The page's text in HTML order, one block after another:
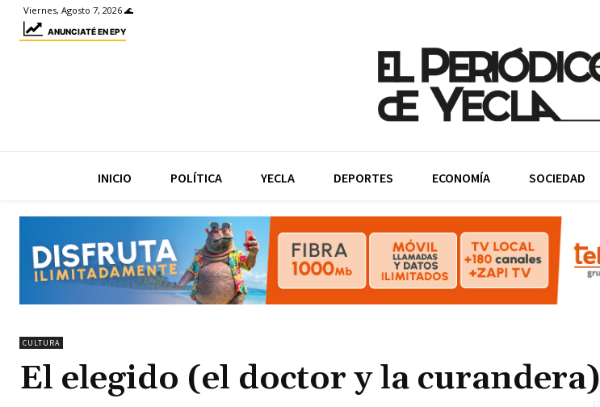
Viernes, Agosto 7, 2026 🌊
ANUNCIATÉ EN EPY
INICIO POLÍTICA YECLA DEPORTES ECONOMÍA SOCIEDAD
CULTURA
El elegido (el doctor y la curandera)